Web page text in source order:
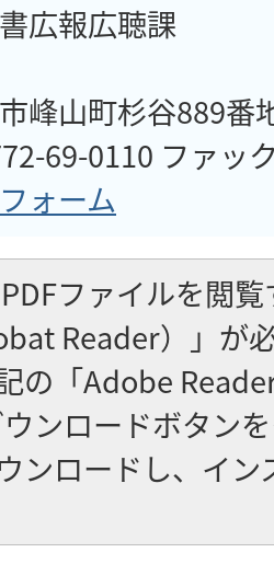
広報広聴課
峰山町杉谷889番
69-0110 ファッ
ォーム
PDFファイルを閲
Reader）」が
の「Adobe
ンロードボタン
ンロードし、イ